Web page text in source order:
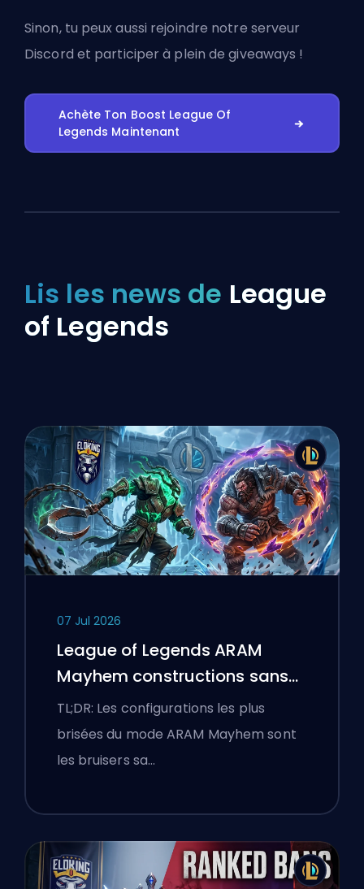
Sinon, tu peux aussi rejoindre notre serveur
Discord et participer à plein de giveaways !
Achète Ton Boost League Of
Legends Maintenant
Lis les news de League
of Legends
07 Jul 2026
League of Legends ARAM
Mayhem constructions sans
bottes
TL;DR: Les configurations les plus
brisées du mode ARAM Mayhem sont
les bruisers sa…